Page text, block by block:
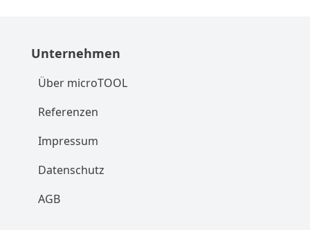
Unternehmen
Über microTOOL
Referenzen
Impressum
Datenschutz
AGB